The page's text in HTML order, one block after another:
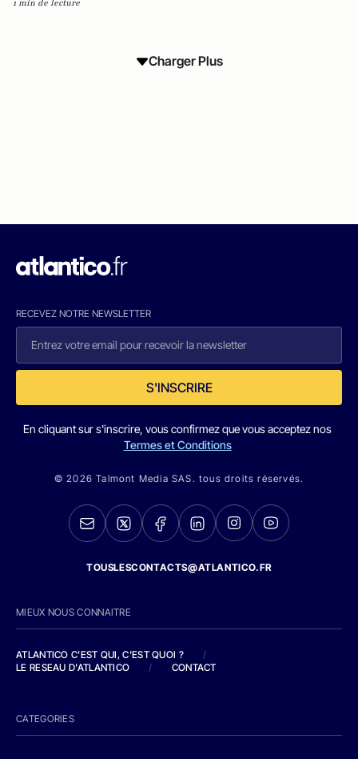
1 min de lecture
Charger Plus
RECEVEZ NOTRE NEWSLETTER
S'INSCRIRE
En cliquant sur s'inscrire, vous confirmez que vous acceptez nos
Termes et Conditions
© 2026 Talmont Media SAS. tous droits réservés.
TOUSLESCONTACTS@ATLANTICO.FR
MIEUX NOUS CONNAITRE
ATLANTICO C'EST QUI, C'EST QUOI ?
/
LE RESEAU D'ATLANTICO
/ CONTACT
CATEGORIES